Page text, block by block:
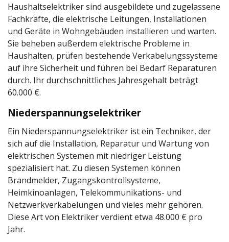
Haushaltselektriker sind ausgebildete und zugelassene
Fachkräfte, die elektrische Leitungen, Installationen
und Geräte in Wohngebäuden installieren und warten.
Sie beheben außerdem elektrische Probleme in
Haushalten, prüfen bestehende Verkabelungssysteme
auf ihre Sicherheit und führen bei Bedarf Reparaturen
durch. Ihr durchschnittliches Jahresgehalt beträgt
60.000 €.
Niederspannungselektriker
Ein Niederspannungselektriker ist ein Techniker, der
sich auf die Installation, Reparatur und Wartung von
elektrischen Systemen mit niedriger Leistung
spezialisiert hat. Zu diesen Systemen können
Brandmelder, Zugangskontrollsysteme,
Heimkinoanlagen, Telekommunikations- und
Netzwerkverkabelungen und vieles mehr gehören.
Diese Art von Elektriker verdient etwa 48.000 € pro
Jahr.